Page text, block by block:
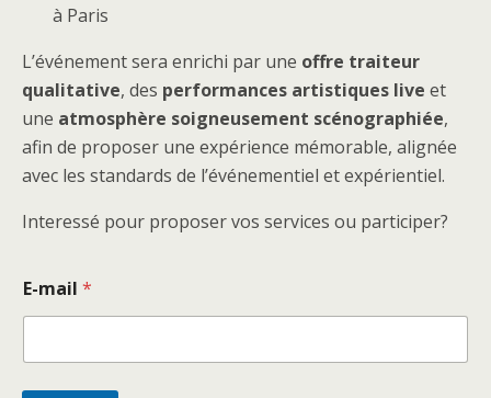
à Paris
L’événement sera enrichi par une offre traiteur
qualitative, des performances artistiques live et
une atmosphère soigneusement scénographiée,
afin de proposer une expérience mémorable, alignée
avec les standards de l’événementiel et expérientiel.
Interessé pour proposer vos services ou participer?
-
m
i
E-mail *